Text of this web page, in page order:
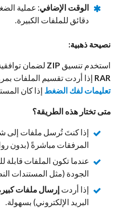
الوقت الإضافي: عملية
دقائق للملفات الكبيرة.
نصيحة ذهبية:
استخدم تنسيق ZIP لضمان
RAR إذا أردت تقسيم الملفات
تعليمات لفك الضغط إذا كان
متى تختار هذه الطريقة؟
إذا كنتَ تُرسل ملفات
المرفقات مباشرةً (بدون
عندما تكون الملفات
الجودة (مثل المستندات
إذا أردت إرسال ملفات
البريد الإلكتروني) بسهولة.